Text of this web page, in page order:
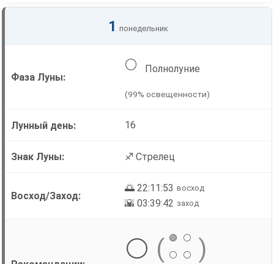
1 понедельник
🌕 Полнолуние
(99% освещенности)
16
♐ Стрелец
🌅 22:11:53 восход
🌇 03:39:42 заход
⚪ ( 🟢
⚪
⚪
⚪ )